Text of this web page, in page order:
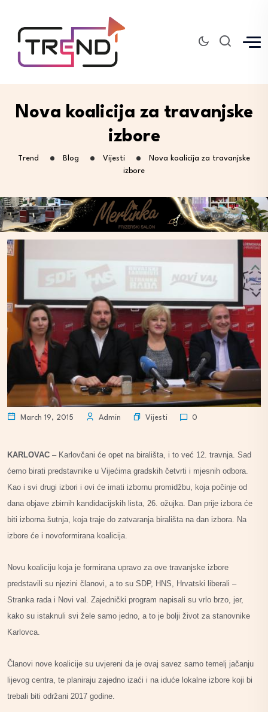
Nova koalicija za travanjske
izbore
Trend Blog Vijesti
Nova koalicija za travanjske
izbore
March 19, 2015 Admin Vijesti 0
KARLOVAC – Karlovčani će opet na birališta, i to već 12. travnja. Sad
ćemo birati predstavnike u Vijećima gradskih četvrti i mjesnih odbora.
Kao i svi drugi izbori i ovi će imati izbornu promidžbu, koja počinje od
dana objave zbirnih kandidacijskih lista, 26. ožujka. Dan prije izbora će
biti izborna šutnja, koja traje do zatvaranja birališta na dan izbora. Na
izbore će i novoformirana koalicija.
Novu koaliciju koja je formirana upravo za ove travanjske izbore
predstavili su njezini članovi, a to su SDP, HNS, Hrvatski liberali –
Stranka rada i Novi val. Zajednički program napisali su vrlo brzo, jer,
kako su istaknuli svi žele samo jedno, a to je bolji život za stanovnike
Karlovca.
Članovi nove koalicije su uvjereni da je ovaj savez samo temelj jačanju
lijevog centra, te planiraju zajedno izaći i na iduće lokalne izbore koji bi
trebali biti održani 2017 godine.